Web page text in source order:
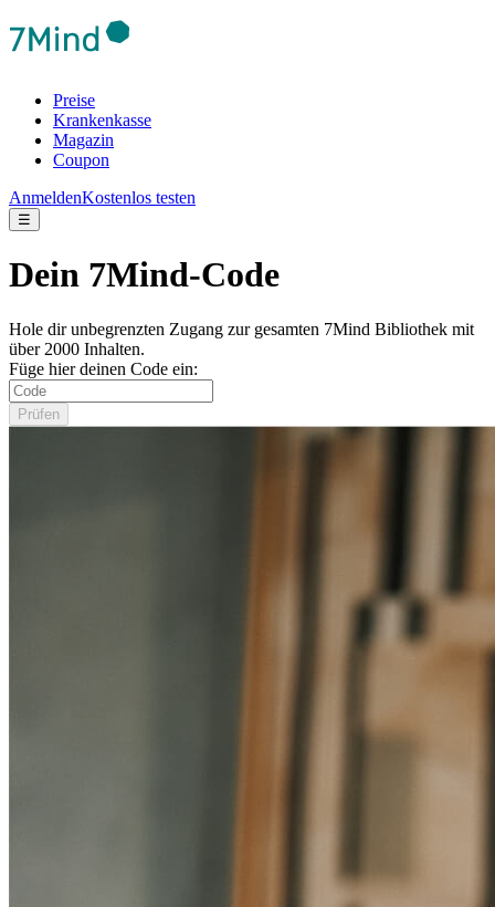
Preise
Krankenkasse
Magazin
Coupon
AnmeldenKostenlos testen
☰
Dein 7Mind-Code
Hole dir unbegrenzten Zugang zur gesamten 7Mind Bibliothek mit
über 2000 Inhalten.
Füge hier deinen Code ein:
Prüfen